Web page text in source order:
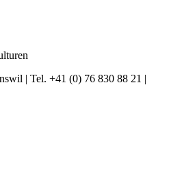
| Tel. +41 (0) 76 830 88 21 |